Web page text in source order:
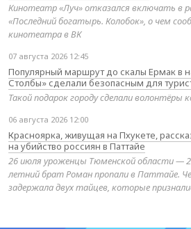
Кинотеатр «Луч» отказался включать в
«Последний богатырь. Колобок», о чем
кинотеатра в ВК
07 августа 2026 12:45
Популярный маршрут до скалы Ермак в
Столбы» сделали безопасным для
Такой подарок городу сделали волонтёры
06 августа 2026 12:00
Красноярка, живущая на Пхукете,
на убийство россиян в Паттайе
26 июля уроженцы Тюменской области —
летний брат Роман пропали в Паттайе.
задержала двух тайцев, которые